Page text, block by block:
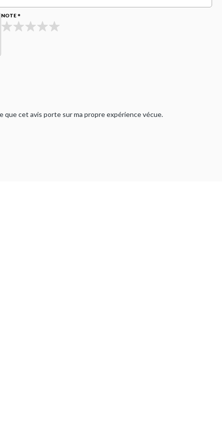
NOTE
que cet avis porte sur ma propre expérience vécue.